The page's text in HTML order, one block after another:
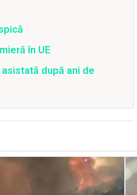
în UE
după ani de